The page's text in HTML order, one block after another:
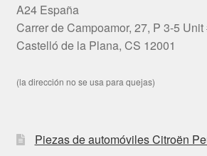
A24 España
Carrer de Campoamor, 27, P 3-5 Unit
Castelló de la Plana, CS 12001
(la dirección no se usa para quejas)
Piezas de automóviles Citroën